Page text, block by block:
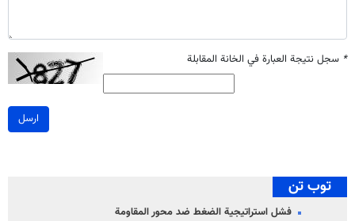
* سجل نتيجة العبارة في الخانة المقابلة
ارسل
توب تن
فشل استراتيجية الضغط ضد محور المقاومة